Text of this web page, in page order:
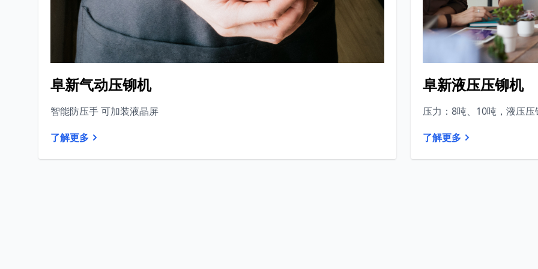
阜新气动压铆机
智能防压手 可加装液晶屏
了解更多
阜新液压压铆机
压力：8吨、10吨，液压压
了解更多